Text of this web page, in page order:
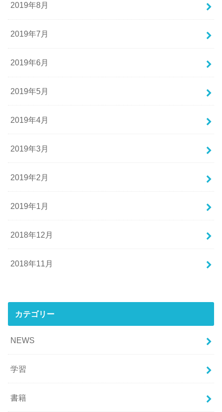
2019年8月
2019年7月
2019年6月
2019年5月
2019年4月
2019年3月
2019年2月
2019年1月
2018年12月
2018年11月
カテゴリー
NEWS
学習
書籍